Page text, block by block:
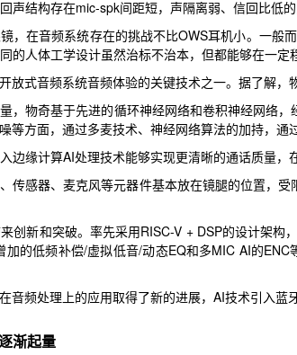
声结构存在mic-spk间距短，声隔离弱、信回比低
，在音频系统存在的挑战不比OWS耳机小。一
的人体工学设计虽然治标不治本，但都能够在一
放式音频系统音频体验的关键技术之一。据了解
，物奇基于先进的循环神经网络和卷积神经网络
等方面，通过多麦技术、神经网络算法的加持，
边缘计算AI处理技术能够实现更清晰的通话质量，
传感器、麦克风等元器件基本放在镜腿的位置，
创新和突破。率先采用RISC-V + DSP的设计架
的低频补偿/虚拟低音/动态EQ和多MIC AI的
音频处理上的应用取得了新的进展，AI技术引入
渐起量